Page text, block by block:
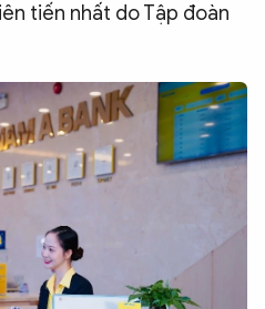
nghệ Công an
tiến nhất do Tập đoàn